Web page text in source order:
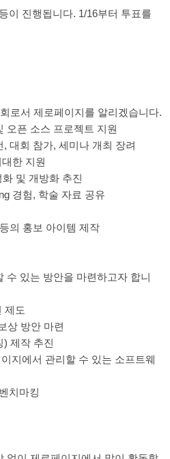
이 진행됩니다. 1/16부터 투표를
로서 제로페이지를 알리겠습니다.
오픈 소스 프로젝트 지원
대회 참가, 세미나 개최 장려
한 지원
및 개방화 추진
경험, 학술 자료 공유
의 홍보 아이템 제작
수 있는 방안을 마련하고자 합니
제도
상 방안 마련
) 제작 추진
지에서 관리할 수 있는 소프트웨
치마킹